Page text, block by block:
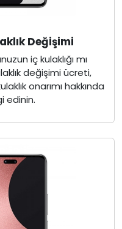
Değişimi
iç kulaklığı mı
değişimi ücreti,
onarımı hakkında
edinin.